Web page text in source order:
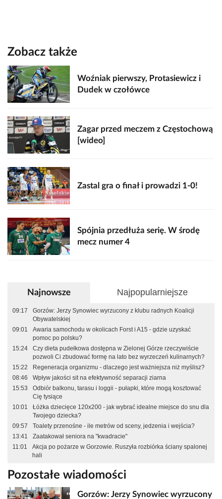
Zobacz także
Woźniak pierwszy, Protasiewicz i
Dudek w czołówce
Zagar przed meczem z Częstochową
[wideo]
Zastal gra o finał i prowadzi 1-0!
Spójnia przedłuża serię. W środę
mecz numer 4
Najnowsze Najpopularniejsze
09:17
Gorzów: Jerzy Synowiec wyrzucony z klubu radnych Koalicji
Obywatelskiej
09:01
Awaria samochodu w okolicach Forst i A15 - gdzie uzyskać
pomoc po polsku?
15:24
Czy dieta pudełkowa dostępna w Zielonej Górze rzeczywiście
pozwoli Ci zbudować formę na lato bez wyrzeczeń kulinarnych?
15:22
Regeneracja organizmu - dlaczego jest ważniejsza niż myślisz?
08:46
Wpływ jakości sit na efektywność separacji ziarna
15:53
Odbiór balkonu, tarasu i loggii - pułapki, które mogą kosztować
Cię tysiące
10:01
Łóżka dziecięce 120x200 - jak wybrać idealne miejsce do snu dla
Twojego dziecka?
09:57
Toalety przenośne - ile metrów od sceny, jedzenia i wejścia?
13:41
Zaatakował seniora na "kwadracie"
11:01
Akcja po pożarze w Gorzowie. Ruszyła rozbiórka ściany spalonej
hali
Pozostałe wiadomości
Gorzów: Jerzy Synowiec wyrzucony